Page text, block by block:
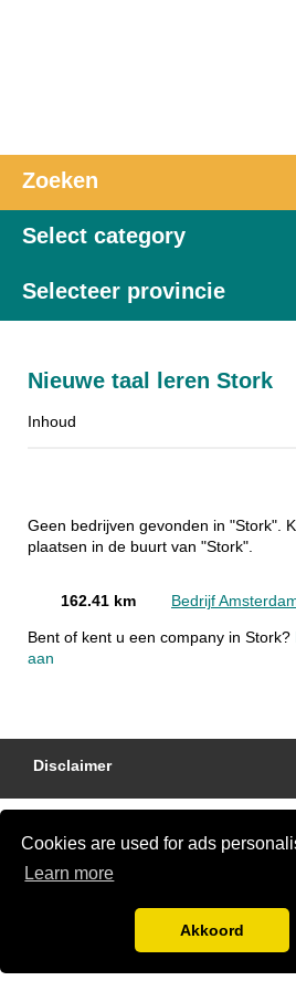
Cookies are used for ads
Learn more
Akkoord
Zoeken
Select category
Selecteer provincie
Nieuwe taal leren Stork
Inhoud
Geen bedrijven gevonden in "Stork".
plaatsen in de buurt van "Stork".
162.41 km Bedrijf
Bent of kent u een company in Stork?
aan
Disclaimer